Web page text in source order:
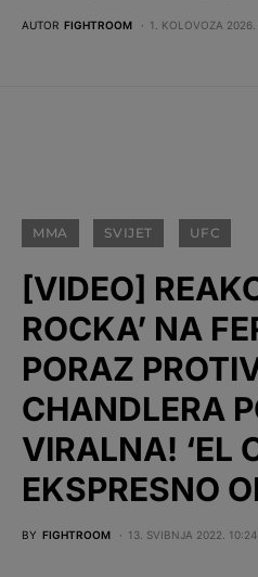
AUTOR FIGHTROOM 1. KOLOVOZA 2026.
MMA SVIJET UFC
[VIDEO]
ROCKA’ NA
PORAZ
CHANDLERA
VIRALNA! ‘EL
EKSPRESNO
BY FIGHTROOM 13. SVIBNJA 2022. 10:24